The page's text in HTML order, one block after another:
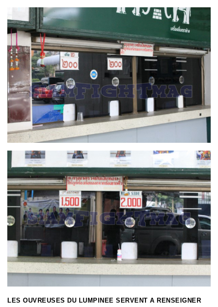
LES OUVREUSES DU LUMPINEE SERVENT A RENSEIGNER